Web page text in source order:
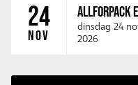
24
NOV
ALLFORPACK
dinsdag 24
2026